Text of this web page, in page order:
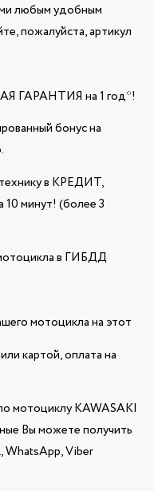
любым удобным
пожалуйста, артикул
ГАРАНТИЯ на 1 год*!
бонус на
в КРЕДИТ,
10 минут! (более 3
в ГИБДД
мотоцикла на этот
картой, оплата на
мотоциклу KAWASAKI
Вы можете получить
Viber